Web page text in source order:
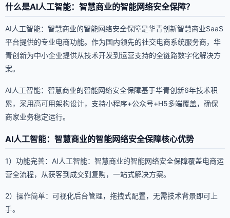
什么是AI人工智能：智慧商业的智能网络安全保障？
AI人工智能：智慧商业的智能网络安全保障是华青创新智慧商业SaaS
平台提供的专业电商功能。作为国内领先的社交电商系统服务商，华
青创新为中小企业提供从技术开发到运营支持的全链路数字化解决方
案。
AI人工智能：智慧商业的智能网络安全保障基于华青创新6年技术积
累，采用高可用架构设计，支持小程序+公众号+H5多端覆盖，确保
商家业务稳定运行。
AI人工智能：智慧商业的智能网络安全保障核心优势
1）功能完善：AI人工智能：智慧商业的智能网络安全保障覆盖电商运
营全流程，从获客到成交到复购，一站式解决方案。
2）操作简单：可视化后台管理，拖拽式配置，无需技术背景即可上
手。